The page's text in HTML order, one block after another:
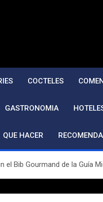
COCTELES
GASTRONOMIA
QUE HACER
Bib Gourmand de la Guía